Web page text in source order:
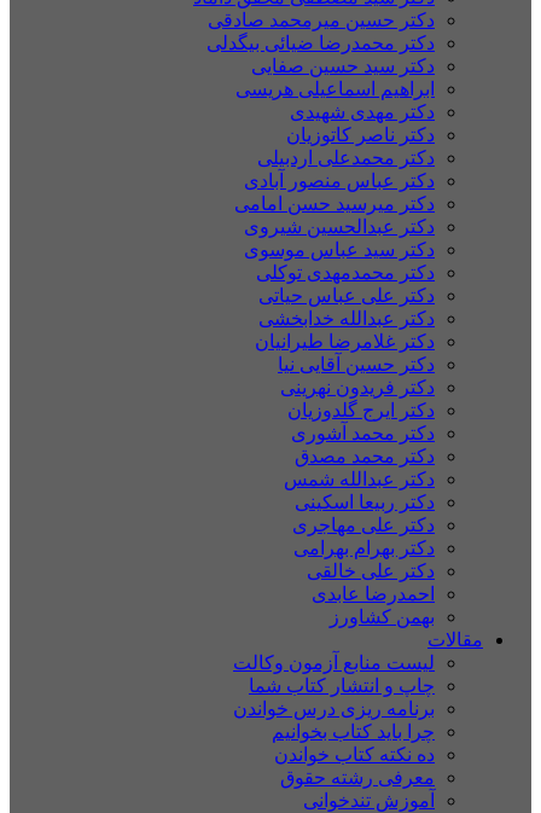
دکتر حسین میرمحمد صادقی
دکتر محمدرضا ضیائی بیگدلی
دکتر سید حسین صفایی
ابراهیم اسماعیلی هریسی
دکتر مهدی شهیدی
دکتر ناصر کاتوزیان
دکتر محمدعلی اردبیلی
دکتر عباس منصور آبادی
دکتر میرسید حسن امامی
دکتر عبدالحسین شیروی
دکتر سید عباس موسوی
دکتر محمدمهدی توکلی
دکتر علی عباس حیاتی
دکتر عبدالله خدابخشی
دکتر غلامرضا طیرانیان
دکتر حسین آقایی نیا
دکتر فریدون نهرینی
دکتر ایرج گلدوزیان
دکتر محمد آشوری
دکتر محمد مصدق
دکتر عبدالله شمس
دکتر ربیعا اسکینی
دکتر علی مهاجری
دکتر بهرام بهرامی
دکتر علی خالقی
احمدرضا عابدی
بهمن کشاورز
مقالات
لیست منابع آزمون وکالت
چاپ و انتشار کتاب شما
برنامه ریزی درس خواندن
چرا باید کتاب بخوانیم
ده نکته کتاب خواندن
معرفی رشته حقوق
آموزش تندخوانی